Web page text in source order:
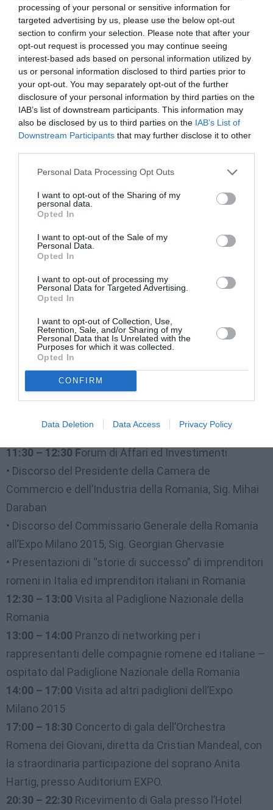
processing of your personal or sensitive information for
targeted advertising by us, please use the below opt-out
section to confirm your selection. Please note that after your
opt-out request is processed you may continue seeing
interest-based ads based on personal information utilized by
us or personal information disclosed to third parties prior to
your opt-out. You may separately opt-out of the further
disclosure of your personal information by third parties on the
IAB’s list of downstream participants. This information may
also be disclosed by us to third parties on the IAB’s List of
Downstream Participants that may further disclose it to other
Personal Data Processing Opt Outs
I want to opt-out of the Sharing of my
personal data.
Opted In
I want to opt-out of the Sale of my
Personal Data.
Opted In
I want to opt-out of processing my
Personal Data for Targeted Advertising.
Opted In
I want to opt-out of Collection, Use,
Retention, Sale, and/or Sharing of my
Personal Data that Is Unrelated with the
Purposes for which it was collected.
Opted In
CONFIRM
Data Deletion Data Access Privacy Policy
asemenea, conceptul Pavilionului pornește de la
reinterpretarea arhitecturală a unei locuințe
românești tradiționale, integrate în fluxul
contemporan prin mijloace moderne de prezentare
audio-video, soluții tehnologice inovatoare.
EXPO Milano, România se face de râs. «În vitrină, văd doar o tavă
cu chifle»
pământ de ruşine!»
protest împotriva MAE
Șase artiști români din Milano expun la Pavilionul României de la
Iniţiative din Argeş la standul României de la Expo 2015, Milano
Programma – Giornata della Romania all’EXPO
10:30 – 11:30Apertura Ufficiale – Giornata della
Romania – evento ospitato dal Padiglione Nazionale
della Romania all’Expo Milano
• Cerimonia di apertura ed intonazione degli inni
11:30 – 12:30 Forum di Affari ed Investimenti
• Discorso del Presidente della Camera de
Commercio e dell’Industria della Romania, Sig. Mihai
Daraban
• Discorso del Commissario Generale della Romania
all’Expo Milano 2015, Sig. Georgian Ghervasie
• Presentazioni di “storie di successo” di imprenditori
romeni in Italia ed imprenditori italiani in Romania
12:30 – 13:00 Visita al Padiglione Nazionale della
Romania
13:00 – 14:00 Pranzo di networking per i
rappresentanti delle compagnie romene ed italiane –
ospitato dal Padiglione Nazionale della Romania
14:00 – 17:00 Visita ad altri padiglioni dell’Expo
Milano 2015
17:00 – 18:30 Concerto di gala dell’Orchestra
Romena dei Giovani, diretta da Cristian Mandeal, con
la straordinaria participazione del soprano Anita
Hartig, presso Auditorium EXPO.
20:30 – 22:30 Ricevimento di Gala presso l’Hotel